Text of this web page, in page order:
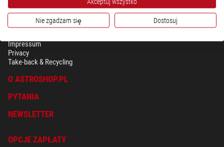
BEZPIECZEŃSTWO & OCHRONA DANYCH OSOBISTYCH
Impressum
Privacy
Take-back & Recycling
O ASTROSHOP.PL
PYTANIA
NEWSLETTER
OPCJE ZAPŁATY
Nie zgadzam się Dostosuj